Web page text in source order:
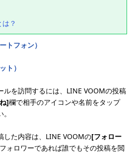
？
トフォン）
ト）
ルを訪問するには、LINE VOOMの投稿
]欄で相手のアイコンや名前をタップ
した内容は、LINE VOOMの[フォロー
ォロワーであれば誰でもその投稿を閲